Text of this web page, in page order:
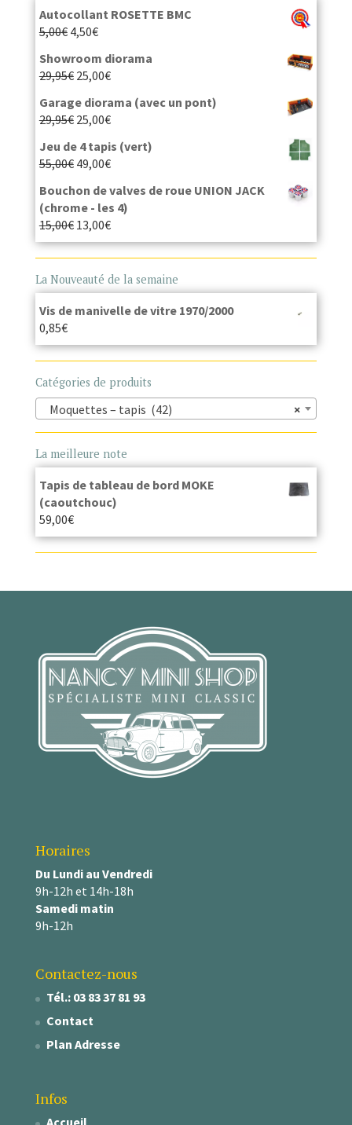
Autocollant ROSETTE BMC
5,00€ 4,50€
Showroom diorama
29,95€ 25,00€
Garage diorama (avec un pont)
29,95€ 25,00€
Jeu de 4 tapis (vert)
55,00€ 49,00€
Bouchon de valves de roue UNION JACK
(chrome - les 4)
15,00€ 13,00€
La Nouveauté de la semaine
Vis de manivelle de vitre 1970/2000
0,85€
Catégories de produits
×
Moquettes – tapis (42)
La meilleure note
Tapis de tableau de bord MOKE
(caoutchouc)
59,00€
Horaires
Du Lundi au Vendredi
9h-12h et 14h-18h
Samedi matin
9h-12h
Contactez-nous
Tél.: 03 83 37 81 93
Contact
Plan Adresse
Infos